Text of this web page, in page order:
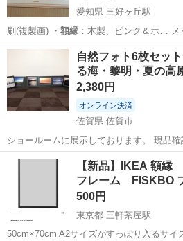
愛知県 三好ヶ丘駅
刷(複製画) ・ 額縁：木製、ピンク＆ホ… メ
ル板 ・… ★状態 ・額縁やアクリル板表面
愛知 みよし市 三好ヶ丘駅 その
自然フォト6枚セッ
る海・黎明・夏の高
2,380円
オンライン決済
佐賀県 佐賀市
ショールームに展示しております。 現品確
頂いて構いません。 （事前にお問合せ下
00～19：00・土/日/祭日13：00～20：00頃
佐賀 佐賀市 インテリア雑貨/小物
【新品】IKEA 額縁 黒 ブラック フォト
フレーム FISKBO
500円
東京都 三軒茶屋駅
50cm×70cm A2サイズがすっぽり入るサイズ感です。 サ